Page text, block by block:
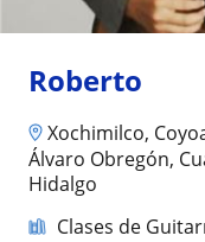
Roberto
Xochimilco,
Álvaro Obregón,
Hidalgo
Clases de